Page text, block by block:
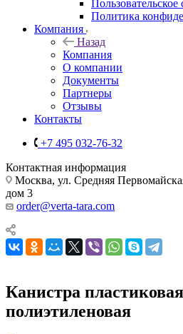
Пользовательское
Политика
Компания
Назад
Компания
О компании
Документы
Партнеры
Отзывы
Контакты
+7 495 032-76-32
Контактная информация
Москва, ул. Средняя
дом 3
order@verta-tara.com
Канистра
полиэтиленовая